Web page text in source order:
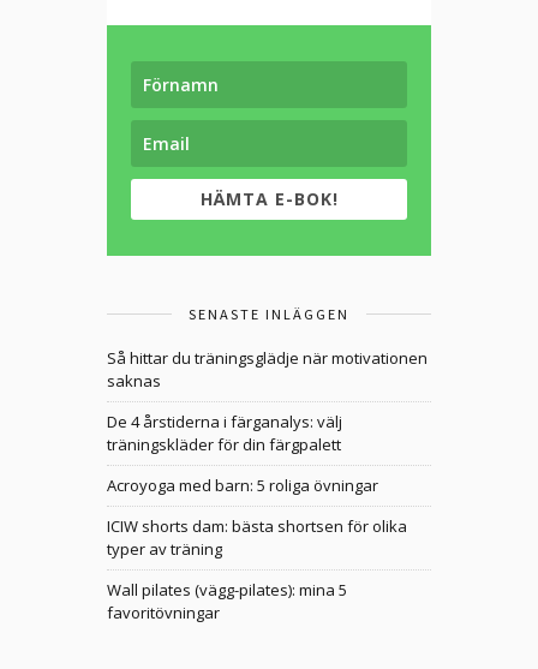
HÄMTA E-BOK!
SENASTE INLÄGGEN
Så hittar du träningsglädje när motivationen
saknas
De 4 årstiderna i färganalys: välj
träningskläder för din färgpalett
Acroyoga med barn: 5 roliga övningar
ICIW shorts dam: bästa shortsen för olika
typer av träning
Wall pilates (vägg-pilates): mina 5
favoritövningar